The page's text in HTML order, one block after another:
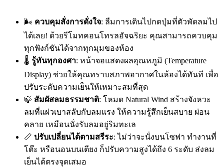
🌬️ ควบคุมสั่งการดั่งใจ: ลืมการเดินไปกดปุ่มที่ตัวพัดลมไป
ได้เลย! ด้วยรีโมทคอนโทรลอัจฉริยะ คุณสามารถควบคุม
ทุกฟังก์ชันได้จากทุกมุมของห้อง
🌡️ รู้ทันทุกองศา: หน้าจอแสดงผลอุณหภูมิ (Temperature
Display) ช่วยให้คุณทราบสภาพอากาศในห้องได้ทันที เพื่อ
ปรับระดับความเย็นให้เหมาะสมที่สุด
🍃 สัมผัสลมธรรมชาติ: โหมด Natural Wind สร้างจังหวะ
ลมที่แผ่วเบาสลับกับลมแรง ให้ความรู้สึกเย็นสบาย ผ่อน
คลาย เหมือนนั่งรับลมอยู่ริมทะเล
📏 ปรับเปลี่ยนได้ตามสรีระ: ไม่ว่าจะนั่งบนโซฟา ทำงานที่
โต๊ะ หรือนอนบนเตียง ก็ปรับความสูงได้ถึง 6 ระดับ ส่งลม
เย็นได้ตรงจุดเสมอ